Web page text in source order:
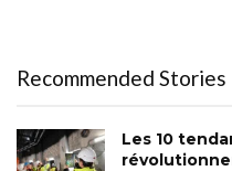
Recommended Stories
Les 10